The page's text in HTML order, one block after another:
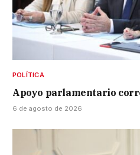
POLÍTICA
Apoyo parlamentario
6 de agosto de 2026